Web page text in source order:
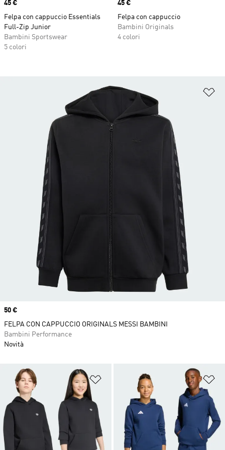
Price
45 €
Felpa con cappuccio Essentials
Full-Zip Junior
Bambini Sportswear
5 colori
Price
45 €
Felpa con cappuccio
Bambini Originals
4 colori
Aggiungi alla lista dei desideri
Price
50 €
FELPA CON CAPPUCCIO ORIGINALS MESSI BAMBINI
Bambini Performance
Novità